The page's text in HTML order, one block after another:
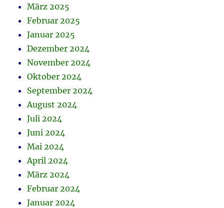
März 2025
Februar 2025
Januar 2025
Dezember 2024
November 2024
Oktober 2024
September 2024
August 2024
Juli 2024
Juni 2024
Mai 2024
April 2024
März 2024
Februar 2024
Januar 2024